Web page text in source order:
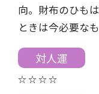
向。財布のひも
ときは今必要な
対人運
☆ ☆ ☆ ☆